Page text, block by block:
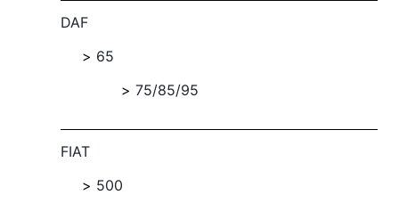
DAF
65
75/85/95
FIAT
500